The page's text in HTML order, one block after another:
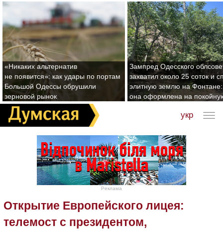
«Никаких альтернатив
не появится»: как удары по портам
Большой Одессы обрушили
зерновой рынок
Зампред Одесского
захватил около 25 соток и
элитную землю на Фонтане:
она оформлена на
укр
Реклама
Открытие Европейского лицея:
телемост с президентом,